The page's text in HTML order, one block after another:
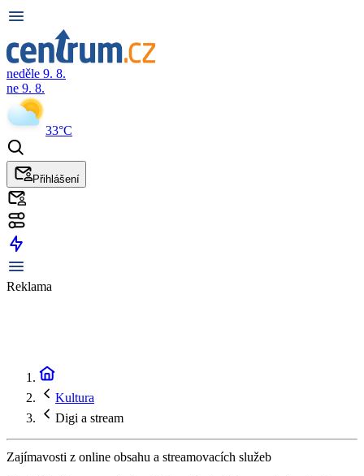
neděle 9. 8.
ne 9. 8.
33°C
Přihlášení
Reklama
Kultura
Digi a stream
Zajímavosti z online obsahu a streamovacích služeb